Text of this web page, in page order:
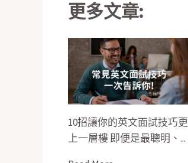
更多文章:
10招讓你的英文面試技巧更
上一層樓 即便是最聰明、...